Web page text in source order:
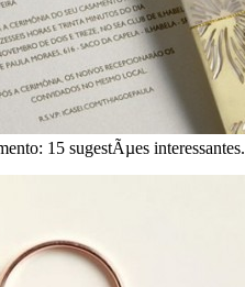
15 sugestÃµes interessantes.